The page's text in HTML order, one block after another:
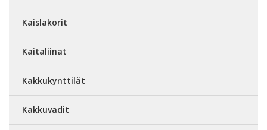
Kaislakorit
Kaitaliinat
Kakkukynttilät
Kakkuvadit